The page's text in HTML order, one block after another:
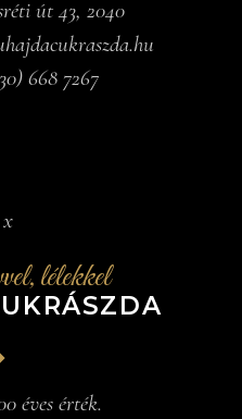
út 43, 2040
668 7267
lélekkel
éves érték.